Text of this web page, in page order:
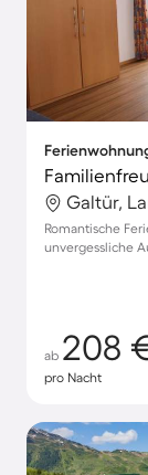
Galtür,
Romantische
unvergessliche
ab 208
pro Nacht